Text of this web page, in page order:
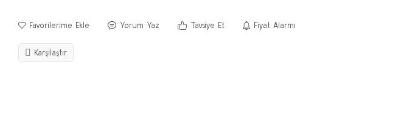
Yorum Yaz Tavsiye Et Fiyat Alarmı
Karşılaştır